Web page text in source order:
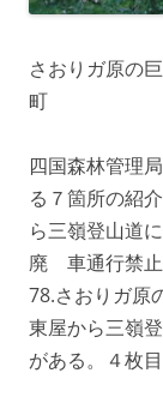
さおりガ原の
町
四国森林管理
る７箇所の紹
ら三嶺登山道
廃 車通行禁止
78.さおりガ原
東屋から三嶺
がある。４枚